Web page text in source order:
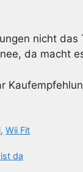
nicht
da macht
,Wii Fit
da